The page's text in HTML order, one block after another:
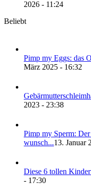
2026 - 11:24
Beliebt
Pimp my Eggs: das
März 2025 - 16:32
2023 - 23:38
Pimp my Sperm:
wunsch...13. Januar
Die­se 6 tol­len
- 17:30